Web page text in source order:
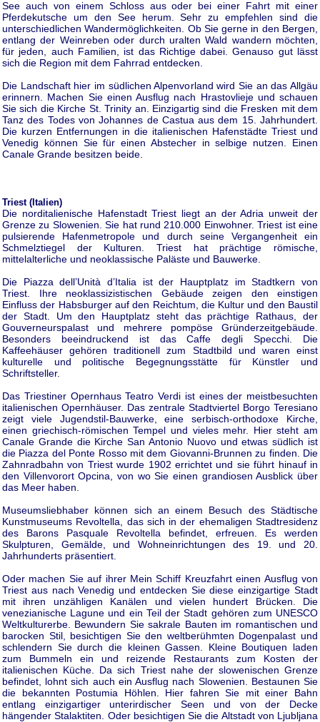
See auch von einem Schloss aus oder bei einer Fahrt mit einer
Pferdekutsche um den See herum. Sehr zu empfehlen sind die
unterschiedlichen Wandermöglichkeiten. Ob Sie gerne in den Bergen,
entlang der Weinreben oder durch uralten Wald wandern möchten,
für jeden, auch Familien, ist das Richtige dabei. Genauso gut lässt
sich die Region mit dem Fahrrad entdecken.
Die Landschaft hier im südlichen Alpenvorland wird Sie an das Allgäu
erinnern. Machen Sie einen Ausflug nach Hrastovlieje und schauen
Sie sich die Kirche St. Trinity an. Einzigartig sind die Fresken mit dem
Tanz des Todes von Johannes de Castua aus dem 15. Jahrhundert.
Die kurzen Entfernungen in die italienischen Hafenstädte Triest und
Venedig können Sie für einen Abstecher in selbige nutzen. Einen
Canale Grande besitzen beide.
Triest (Italien)
Die norditalienische Hafenstadt Triest liegt an der Adria unweit der
Grenze zu Slowenien. Sie hat rund 210.000 Einwohner. Triest ist eine
pulsierende Hafenmetropole und durch seine Vergangenheit ein
Schmelztiegel der Kulturen. Triest hat prächtige römische,
mittelalterliche und neoklassische Paläste und Bauwerke.
Die Piazza dell’Unità d’Italia ist der Hauptplatz im Stadtkern von
Triest. Ihre neoklassizistischen Gebäude zeigen den einstigen
Einfluss der Habsburger auf den Reichtum, die Kultur und den Baustil
der Stadt. Um den Hauptplatz steht das prächtige Rathaus, der
Gouverneurspalast und mehrere pompöse Gründerzeitgebäude.
Besonders beeindruckend ist das Caffe degli Specchi. Die
Kaffeehäuser gehören traditionell zum Stadtbild und waren einst
kulturelle und politische Begegnungsstätte für Künstler und
Schriftsteller.
Das Triestiner Opernhaus Teatro Verdi ist eines der meistbesuchten
italienischen Opernhäuser. Das zentrale Stadtviertel Borgo Teresiano
zeigt viele Jugendstil-Bauwerke, eine serbisch-orthodoxe Kirche,
einen griechisch-römischen Tempel und vieles mehr. Hier steht am
Canale Grande die Kirche San Antonio Nuovo und etwas südlich ist
die Piazza del Ponte Rosso mit dem Giovanni-Brunnen zu finden. Die
Zahnradbahn von Triest wurde 1902 errichtet und sie führt hinauf in
den Villenvorort Opcina, von wo Sie einen grandiosen Ausblick über
das Meer haben.
Museumsliebhaber können sich an einem Besuch des Städtische
Kunstmuseums Revoltella, das sich in der ehemaligen Stadtresidenz
des Barons Pasquale Revoltella befindet, erfreuen. Es werden
Skulpturen, Gemälde, und Wohneinrichtungen des 19. und 20.
Jahrhunderts präsentiert.
Oder machen Sie auf ihrer Mein Schiff Kreuzfahrt einen Ausflug von
Triest aus nach Venedig und entdecken Sie diese einzigartige Stadt
mit ihren unzähligen Kanälen und vielen hundert Brücken. Die
venezianische Lagune und ein Teil der Stadt gehören zum UNESCO
Weltkulturerbe. Bewundern Sie sakrale Bauten im romantischen und
barocken Stil, besichtigen Sie den weltberühmten Dogenpalast und
schlendern Sie durch die kleinen Gassen. Kleine Boutiquen laden
zum Bummeln ein und reizende Restaurants zum Kosten der
italienischen Küche. Da sich Triest nahe der slowenischen Grenze
befindet, lohnt sich auch ein Ausflug nach Slowenien. Bestaunen Sie
die bekannten Postumia Höhlen. Hier fahren Sie mit einer Bahn
entlang einzigartiger unterirdischer Seen und von der Decke
hängender Stalaktiten. Oder besichtigen Sie die Altstadt von Ljubljana